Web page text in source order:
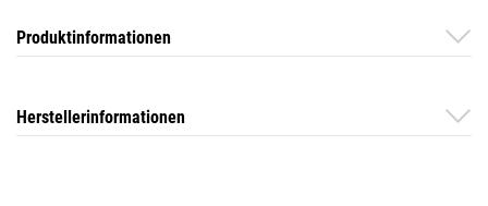
Produktinformationen
Herstellerinformationen